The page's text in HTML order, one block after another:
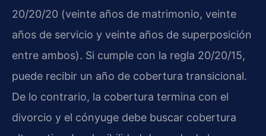
20/20/20 (veinte años de matrimonio, veinte
años de servicio y veinte años de superposición
entre ambos). Si cumple con la regla 20/20/15,
puede recibir un año de cobertura transicional.
De lo contrario, la cobertura termina con el
divorcio y el cónyuge debe buscar cobertura